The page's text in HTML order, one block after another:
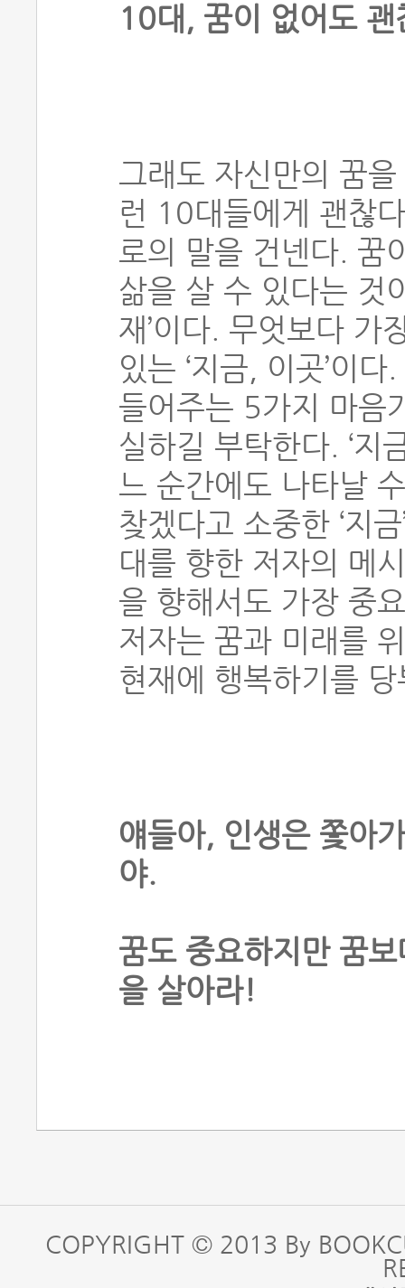
10대, 꿈이 없어도 괜
그래도 자신만의 꿈
런 10대들에게 괜찮
로의 말을 건넨다. 꿈
삶을 살 수 있다는 것
재’이다. 무엇보다 가
있는 ‘지금, 이곳’이
들어주는 5가지 마음
실하길 부탁한다. ‘지
느 순간에도 나타날
찾겠다고 소중한 ‘지
대를 향한 저자의 메
을 향해서도 가장 중
저자는 꿈과 미래를
현재에 행복하기를
얘들아, 인생은 쫓아
야.
꿈도 중요하지만 꿈보
을 살아라!
COPYRIGHT © 2013 By